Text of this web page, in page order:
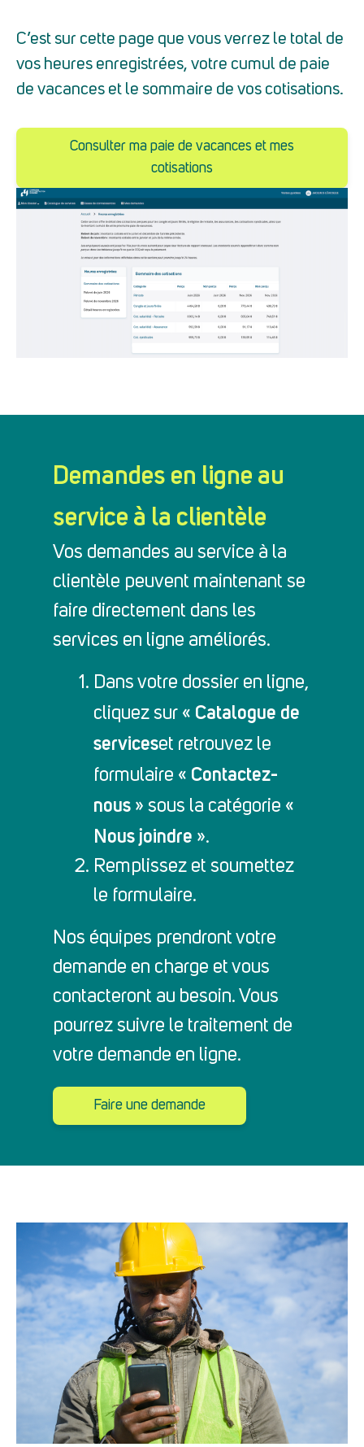
C’est sur cette page que vous verrez le total de
vos heures enregistrées, votre cumul de paie
de vacances et le sommaire de vos cotisations.
Consulter ma paie de vacances et mes
cotisations
Demandes en ligne au
service à la clientèle
Vos demandes au service à la
clientèle peuvent maintenant se
faire directement dans les
services en ligne améliorés.
Dans votre dossier en ligne,
cliquez sur « Catalogue de
serviceset retrouvez le
formulaire « Contactez-
nous » sous la catégorie «
Nous joindre ».
Remplissez et soumettez
le formulaire.
Nos équipes prendront votre
demande en charge et vous
contacteront au besoin. Vous
pourrez suivre le traitement de
votre demande en ligne.
Faire une demande